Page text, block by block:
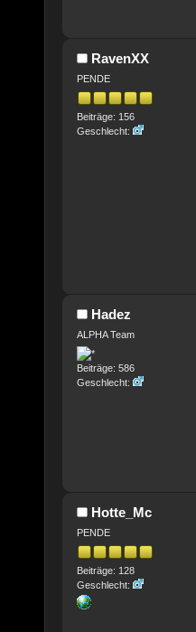
RavenXX
PENDE
Beiträge: 156
Geschlecht:
Hadez
ALPHA Team
Beiträge: 586
Geschlecht:
Hotte_Mc
PENDE
Beiträge: 128
Geschlecht: